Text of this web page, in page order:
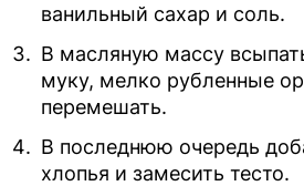
ванильный сахар и соль.
В масляную массу
муку, мелко рубленные
перемешать.
В последнюю очередь
хлопья и замесить тесто.